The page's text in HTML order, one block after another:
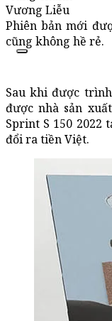
Vương Liễu
Phiên bản mới
cũng không hề rẻ.
Sau khi được
được nhà sản
Sprint S 150 2022
đổi ra tiền Việt.